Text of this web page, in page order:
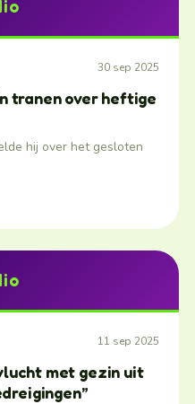
30 sep 2025
tranen over heftige
hij over het gesloten
11 sep 2025
met gezin uit